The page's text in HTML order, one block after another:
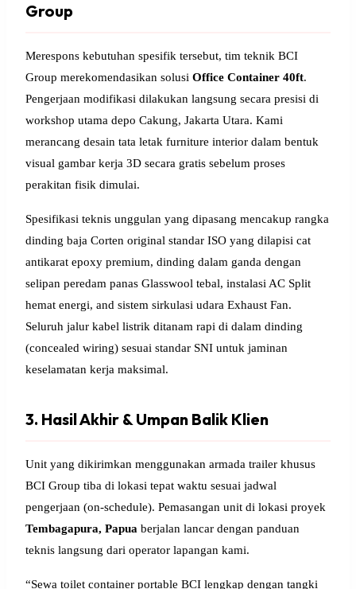
Group
Merespons kebutuhan spesifik tersebut, tim teknik BCI
Group merekomendasikan solusi Office Container 40ft.
Pengerjaan modifikasi dilakukan langsung secara presisi di
workshop utama depo Cakung, Jakarta Utara. Kami
merancang desain tata letak furniture interior dalam bentuk
visual gambar kerja 3D secara gratis sebelum proses
perakitan fisik dimulai.
Spesifikasi teknis unggulan yang dipasang mencakup rangka
dinding baja Corten original standar ISO yang dilapisi cat
antikarat epoxy premium, dinding dalam ganda dengan
selipan peredam panas Glasswool tebal, instalasi AC Split
hemat energi, and sistem sirkulasi udara Exhaust Fan.
Seluruh jalur kabel listrik ditanam rapi di dalam dinding
(concealed wiring) sesuai standar SNI untuk jaminan
keselamatan kerja maksimal.
3. Hasil Akhir & Umpan Balik Klien
Unit yang dikirimkan menggunakan armada trailer khusus
BCI Group tiba di lokasi tepat waktu sesuai jadwal
pengerjaan (on-schedule). Pemasangan unit di lokasi proyek
Tembagapura, Papua berjalan lancar dengan panduan
teknis langsung dari operator lapangan kami.
“Sewa toilet container portable BCI lengkap dengan tangki